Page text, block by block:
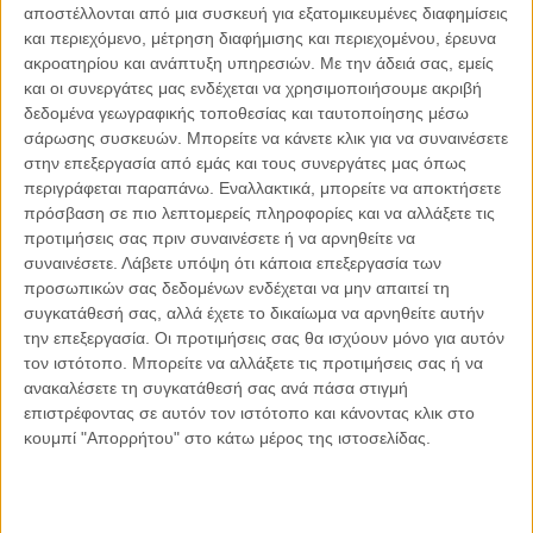
αποστέλλονται από μια συσκευή για εξατομικευμένες διαφημίσεις
και περιεχόμενο, μέτρηση διαφήμισης και περιεχομένου, έρευνα
ακροατηρίου και ανάπτυξη υπηρεσιών. Με την άδειά σας, εμείς
και οι συνεργάτες μας ενδέχεται να χρησιμοποιήσουμε ακριβή
δεδομένα γεωγραφικής τοποθεσίας και ταυτοποίησης μέσω
σάρωσης συσκευών. Μπορείτε να κάνετε κλικ για να συναινέσετε
στην επεξεργασία από εμάς και τους συνεργάτες μας όπως
περιγράφεται παραπάνω. Εναλλακτικά, μπορείτε να αποκτήσετε
πρόσβαση σε πιο λεπτομερείς πληροφορίες και να αλλάξετε τις
προτιμήσεις σας πριν συναινέσετε ή να αρνηθείτε να
συναινέσετε. Λάβετε υπόψη ότι κάποια επεξεργασία των
προσωπικών σας δεδομένων ενδέχεται να μην απαιτεί τη
συγκατάθεσή σας, αλλά έχετε το δικαίωμα να αρνηθείτε αυτήν
την επεξεργασία. Οι προτιμήσεις σας θα ισχύουν μόνο για αυτόν
τον ιστότοπο. Μπορείτε να αλλάξετε τις προτιμήσεις σας ή να
ανακαλέσετε τη συγκατάθεσή σας ανά πάσα στιγμή
επιστρέφοντας σε αυτόν τον ιστότοπο και κάνοντας κλικ στο
κουμπί "Απορρήτου" στο κάτω μέρος της ιστοσελίδας.
την αίσθηση της ελεύθερης κίνησης και επιλογής.
Κοινοποιήστε:
Facebook X LinkedIn WhatsApp
Εκτύπωση
Διαβάστε περισσότερα: